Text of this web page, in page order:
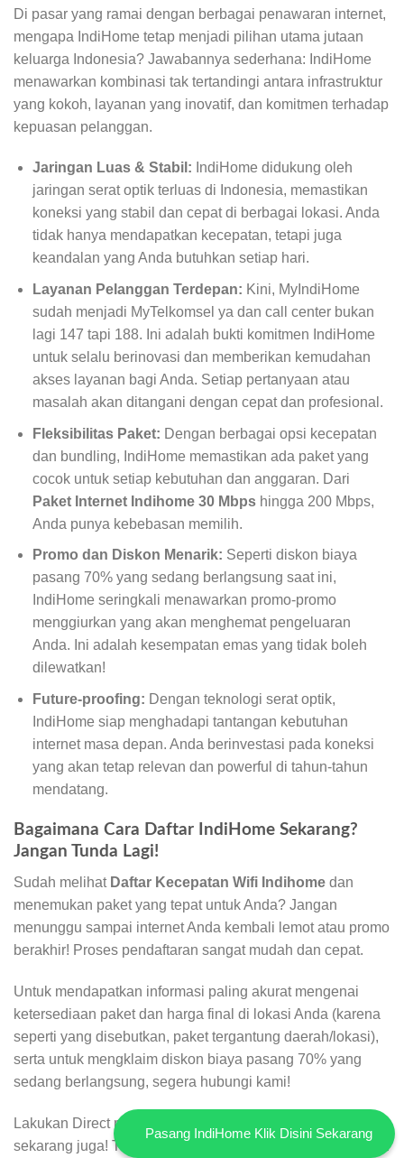
Di pasar yang ramai dengan berbagai penawaran internet,
mengapa IndiHome tetap menjadi pilihan utama jutaan
keluarga Indonesia? Jawabannya sederhana: IndiHome
menawarkan kombinasi tak tertandingi antara infrastruktur
yang kokoh, layanan yang inovatif, dan komitmen terhadap
kepuasan pelanggan.
Jaringan Luas & Stabil: IndiHome didukung oleh
jaringan serat optik terluas di Indonesia, memastikan
koneksi yang stabil dan cepat di berbagai lokasi. Anda
tidak hanya mendapatkan kecepatan, tetapi juga
keandalan yang Anda butuhkan setiap hari.
Layanan Pelanggan Terdepan: Kini, MyIndiHome
sudah menjadi MyTelkomsel ya dan call center bukan
lagi 147 tapi 188. Ini adalah bukti komitmen IndiHome
untuk selalu berinovasi dan memberikan kemudahan
akses layanan bagi Anda. Setiap pertanyaan atau
masalah akan ditangani dengan cepat dan profesional.
Fleksibilitas Paket: Dengan berbagai opsi kecepatan
dan bundling, IndiHome memastikan ada paket yang
cocok untuk setiap kebutuhan dan anggaran. Dari
Paket Internet Indihome 30 Mbpshingga 200 Mbps,
Anda punya kebebasan memilih.
Promo dan Diskon Menarik: Seperti diskon biaya
pasang 70% yang sedang berlangsung saat ini,
IndiHome seringkali menawarkan promo-promo
menggiurkan yang akan menghemat pengeluaran
Anda. Ini adalah kesempatan emas yang tidak boleh
dilewatkan!
Future-proofing: Dengan teknologi serat optik,
IndiHome siap menghadapi tantangan kebutuhan
internet masa depan. Anda berinvestasi pada koneksi
yang akan tetap relevan dan powerful di tahun-tahun
mendatang.
Bagaimana Cara Daftar IndiHome Sekarang?
Jangan Tunda Lagi!
Sudah melihat Daftar Kecepatan Wifi Indihome dan
menemukan paket yang tepat untuk Anda? Jangan
menunggu sampai internet Anda kembali lemot atau promo
berakhir! Proses pendaftaran sangat mudah dan cepat.
Untuk mendapatkan informasi paling akurat mengenai
ketersediaan paket dan harga final di lokasi Anda (karena
seperti yang disebutkan, paket tergantung daerah/lokasi),
serta untuk mengklaim diskon biaya pasang 70% yang
sedang berlangsung, segera hubungi kami!
Lakukan Direct registration to number 0821-8088-1070
sekarang juga! Tim ahli kami siap membantu Anda memilih
Pasang IndiHome Klik Disini Sekarang